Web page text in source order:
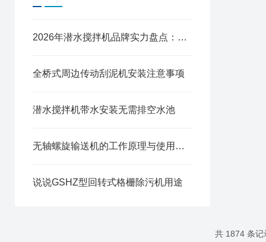
2026年潜水搅拌机品牌实力盘点：从源头工厂到污水场景选型全指南
全桥式周边传动刮泥机安装注意事项
潜水搅拌机带水安装无需排空水池
无轴螺旋输送机的工作原理与使用注意事项
说说GSHZ型回转式格栅除污机用途
共 1874 条